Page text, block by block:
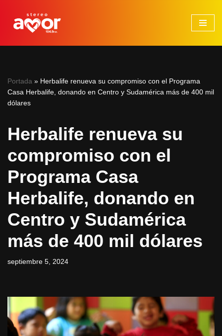
Saltar
Portada » Herbalife renueva su compromiso con el Programa
Casa Herbalife, donando en Centro y Sudamérica más de 400 mil
dólares
Herbalife renueva su
compromiso con el
Programa Casa
Herbalife, donando en
Centro y Sudamérica
más de 400 mil dólares
septiembre 5, 2024